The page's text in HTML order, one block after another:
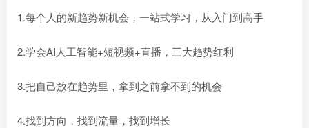
1.每个人的新趋势新机会，一站式学习，从入门到高手
2.学会AI人工智能+短视频+直播，三大趋势红利
3.把自己放在趋势里，拿到之前拿不到的机会
4.找到方向，找到流量，找到增长